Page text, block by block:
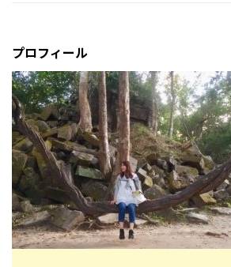
プロフィール